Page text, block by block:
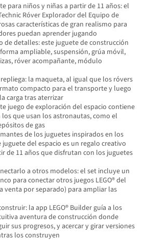
para niños y niñas a partir de 11 años: el
Róver Explorador del Equipo de
características de gran realismo para
puedan aprender jugando
de detalles: este juguete de construcción
ampliable, suspensión, grúa móvil,
róver acompañante, módulo
la maqueta, al igual que los róvers
compacto para el transporte y luego
carga tras aterrizar
juego de exploración del espacio contiene
que usan los astronautas, como el
de gas
de los juguetes inspirados en los
juguete del espacio es un regalo creativo
de 11 años que disfrutan con los juguetes
a otros modelos: el set incluye un
para conectar otros juegos LEGO® del
venta por separado) para ampliar las
la app LEGO® Builder guía a los
aventura de construcción donde
sus progresos, y acercar y girar versiones
los construyen